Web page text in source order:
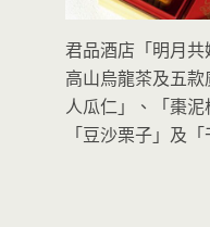
君品酒店「明月
高山烏龍茶及五
人瓜仁」、「棗泥
「豆沙栗子」及